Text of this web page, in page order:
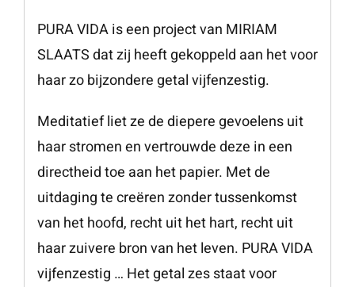
PURA VIDA is een project van MIRIAM
SLAATS dat zij heeft gekoppeld aan het voor
haar zo bijzondere getal vijfenzestig.
Meditatief liet ze de diepere gevoelens uit
haar stromen en vertrouwde deze in een
directheid toe aan het papier. Met de
uitdaging te creëren zonder tussenkomst
van het hoofd, recht uit het hart, recht uit
haar zuivere bron van het leven. PURA VIDA
vijfenzestig … Het getal zes staat voor